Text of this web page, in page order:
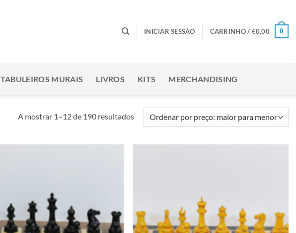
INICIAR SESSÃO CARRINHO / €0,00 0
TABULEIROS MURAIS LIVROS KITS MERCHANDISING
A mostrar 1–12 de 190 resultadosOrdenado
por